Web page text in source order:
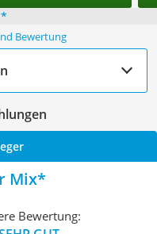
*
Bewertung
Mix
Bewertung: